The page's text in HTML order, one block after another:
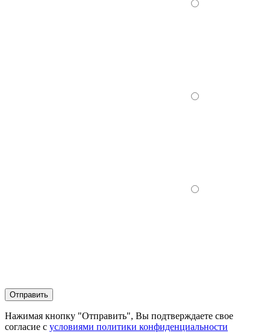
Отправить
Нажимая кнопку "Отправить", Вы подтверждаете свое
согласие с условиями политики конфиденциальности